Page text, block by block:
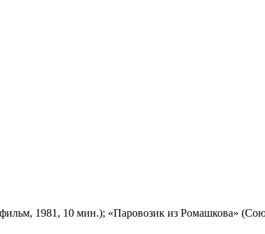
1981, 10 мин.); «Паровозик из Ромашкова»